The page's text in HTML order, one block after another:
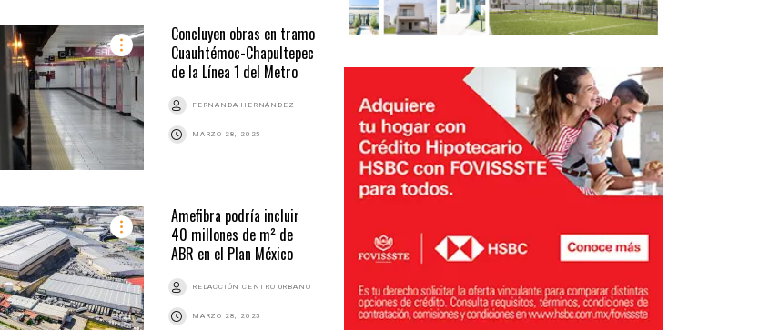
Concluyen obras en tramo
Cuauhtémoc-Chapultepec
de la Línea 1 del Metro
FERNANDA HERNÁNDEZ
MARZO 28, 2025
Amefibra podría incluir
40 millones de m² de
ABR en el Plan México
REDACCIÓN CENTRO URBANO
MARZO 28, 2025